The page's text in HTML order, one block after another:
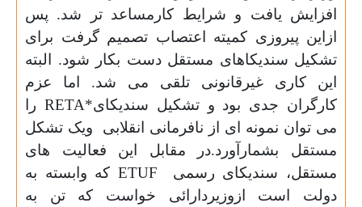
افزایش یافت و شرایط کارمساعد تر شد. پس
ازاین پیروزی کمیته اعتصاب تصمیم گرفت برای
تشکیل سندیکاهای مستقل دست بکار شود. البته
این کاری غیرقانونی تلقی می شد. اما عزم
کارگران جدی بود و تشکیل سندیکایRETA* را
می توان نمونه ای از نافرمانی انقلابی
ویک تشکل
مستقل بشمارآورد.در مقابل این فعالیت های
مستقل، سندیکای رسمی
ETUF که وابسته به
دولت است ازوزیردارائی خواست که تن به